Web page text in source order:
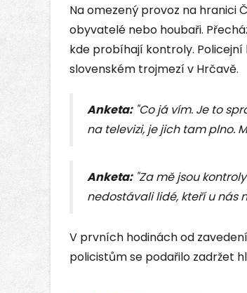
Na omezený provoz na hranici
obyvatelé nebo houbaři.
kde probíhají kontroly.
slovenském trojmezí v Hrčavě.
Anketa:"Co já vím. Je to
na televizi, je jich tam plno.
Anketa:"Za mě jsou
nedostávali lidé, kteří u nás
V prvních hodinách od
policistům se podařilo zadržet